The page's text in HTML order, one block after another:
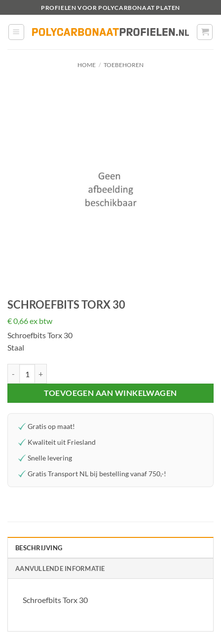
naar
inhoud
PROFIELEN VOOR POLYCARBONAAT PLATEN
HOME / TOEBEHOREN
SCHROEFBITS TORX 30
€0,66ex btw
Schroefbits Torx 30
Staal
TOEVOEGEN AAN WINKELWAGEN
Gratis op maat!
Kwaliteit uit Friesland
Snelle levering
Gratis Transport NL bij bestelling vanaf 750,-!
BESCHRIJVING
AANVULLENDE INFORMATIE
Schroefbits Torx 30